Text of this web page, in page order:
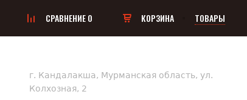
СРАВНЕНИЕ0 КОРЗИНА ТОВАРЫ
г. Кандалакша, Мурманская область, ул.
Колхозная, 2